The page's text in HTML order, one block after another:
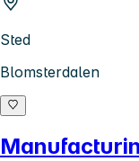
Sted
Blomsterdalen